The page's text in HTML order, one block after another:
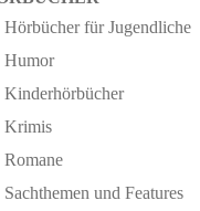
Hörbücher für Jugendliche
Humor
Kinderhörbücher
Krimis
Romane
Sachthemen und Features